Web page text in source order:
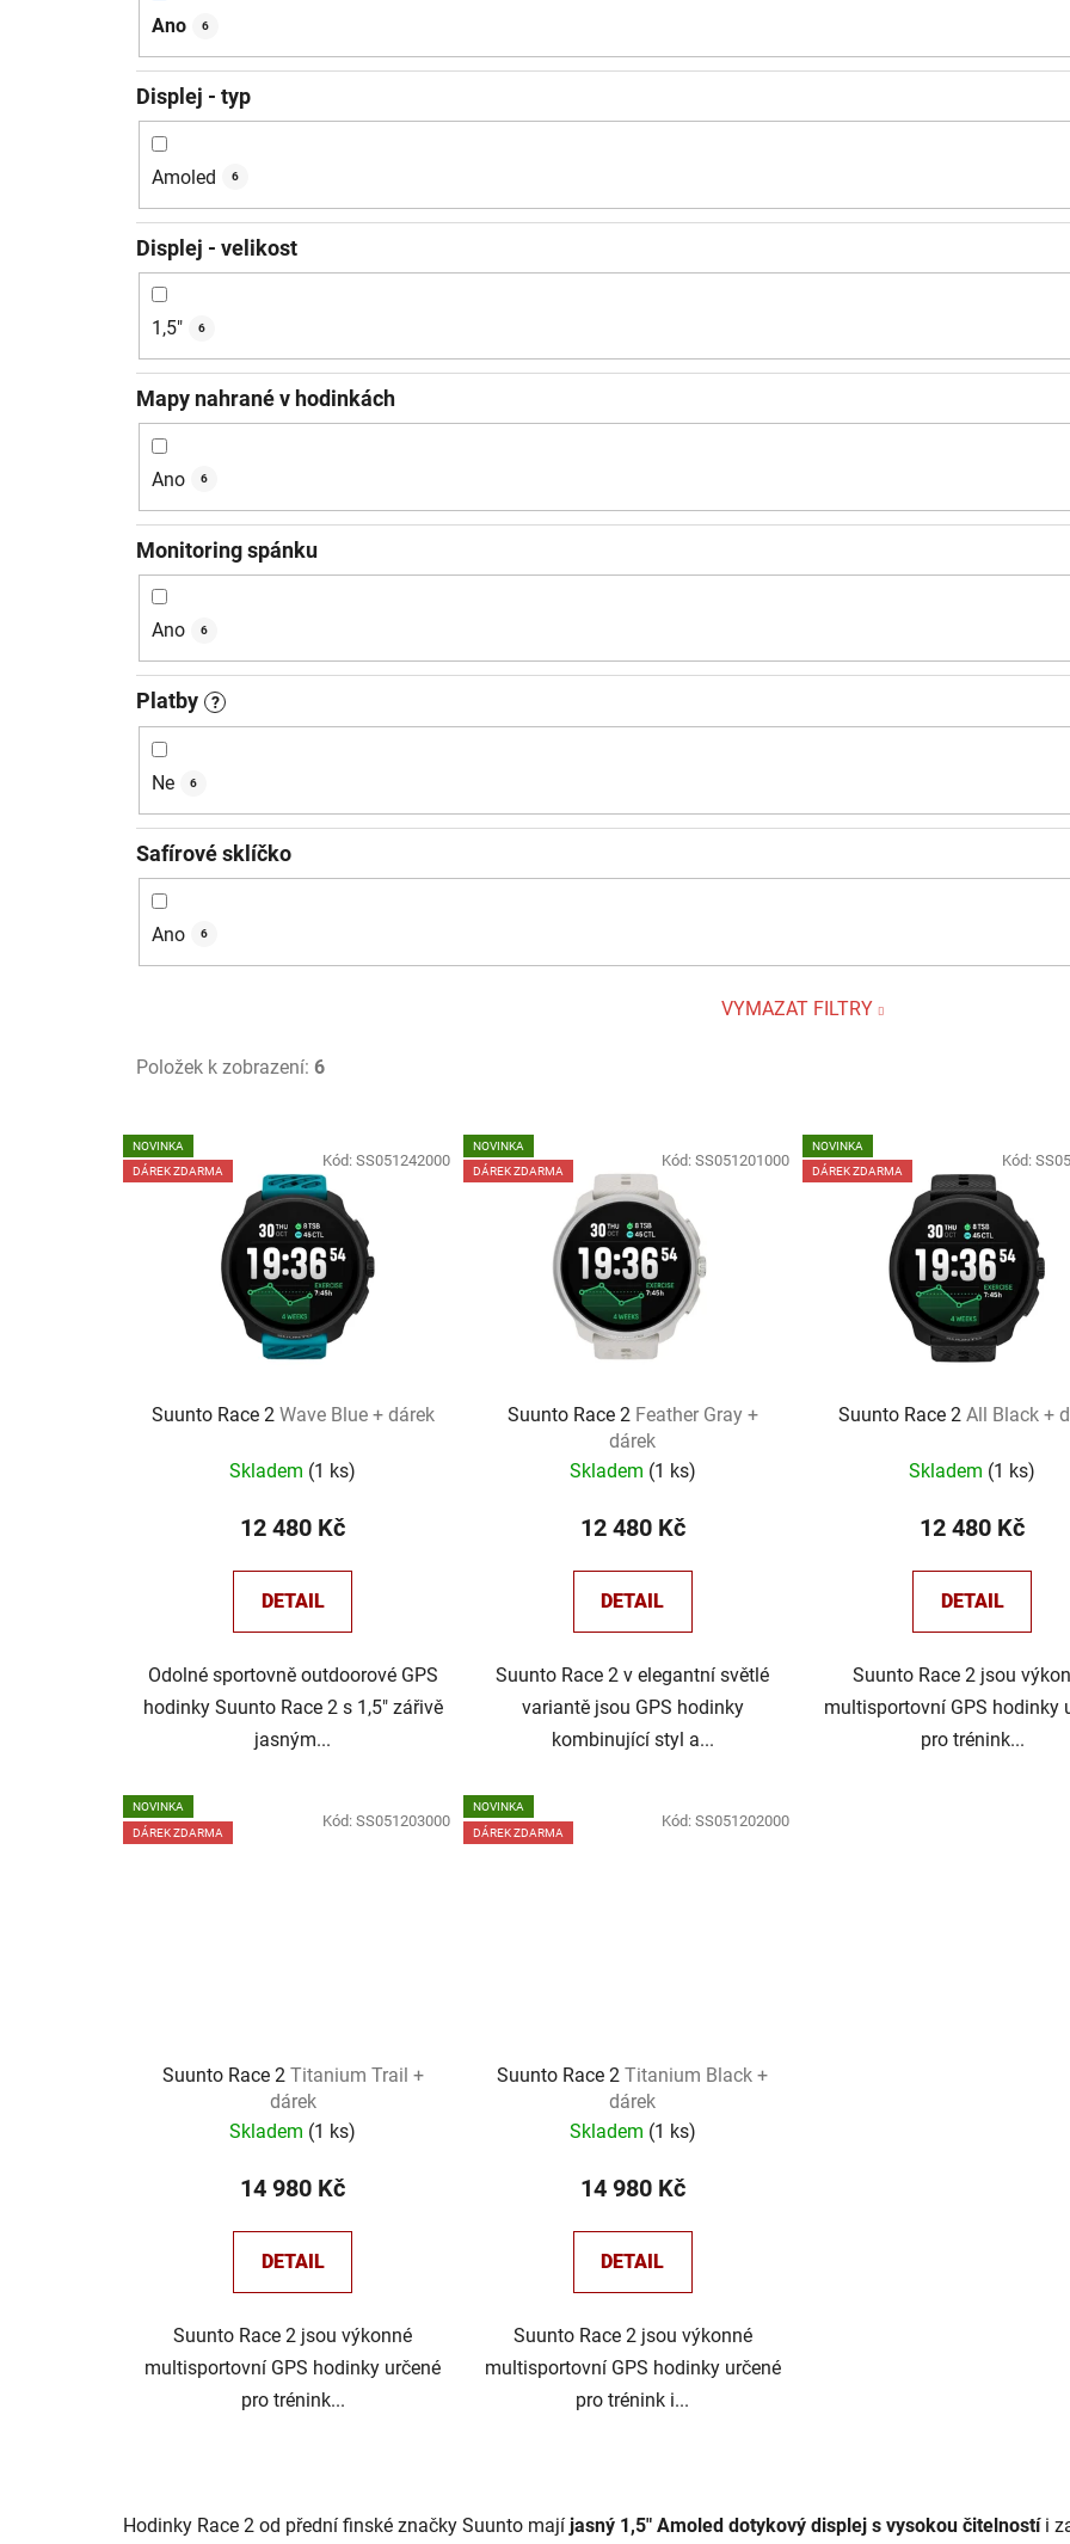
Ano 6
Displej - typ
Amoled 6
Displej - velikost
1,5" 6
Mapy nahrané v hodinkách
Ano 6
Monitoring spánku
Ano 6
Platby ?
Ne 6
Safírové sklíčko
Ano 6
VYMAZAT FILTRY
Položek k zobrazení: 6
V
ý
NOVINKA
DÁREK ZDARMA
Suunto Race 2 Wave Blue + dárek
Skladem (1 ks)
12 480 Kč
DETAIL
Odolné sportovně outdoorové GPS
hodinky Suunto Race 2 s 1,5" zářivě
jasným...
Kód: SS051242000
NOVINKA
DÁREK ZDARMA
Suunto Race 2 Feather Gray +
dárek
Skladem (1 ks)
12 480 Kč
DETAIL
Suunto Race 2 v elegantní světlé
variantě jsou GPS hodinky
kombinující styl a...
Kód: SS051201000
NOVINKA
DÁREK ZDARMA
Suunto Race 2All Black +
Skladem (1 ks)
12 480 Kč
DETAIL
Suunto Race 2 jsou
multisportovní GPS hodinky
pro trénink...
Kód:
NOVINKA
DÁREK ZDARMA
Suunto Race 2 Titanium Trail +
dárek
Skladem (1 ks)
14 980 Kč
DETAIL
Suunto Race 2 jsou výkonné
multisportovní GPS hodinky určené
pro trénink...
Kód: SS051203000
NOVINKA
DÁREK ZDARMA
Suunto Race 2Titanium Black +
dárek
Skladem (1 ks)
14 980 Kč
DETAIL
Suunto Race 2 jsou výkonné
multisportovní GPS hodinky určené
pro trénink i...
Kód: SS051202000
l
Hodinky Race 2 od přední finské značky Suunto mají jasný 1,5″ Amoled dotykový displej s vysokou čitelnostíi